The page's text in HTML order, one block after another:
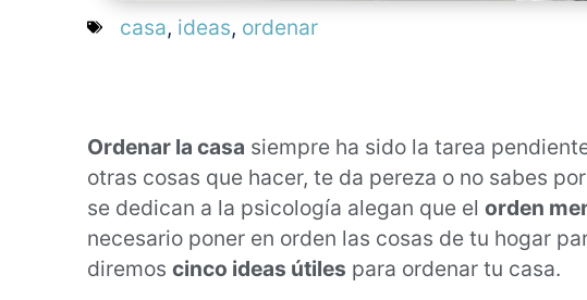
casa, ideas, ordenar
Ordenar la casa siempre ha sido la tarea
otras cosas que hacer, te da pereza o no sabes
se dedican a la psicología alegan que el orden
necesario poner en orden las cosas de tu hogar
diremos cinco ideas útiles para ordenar tu casa.